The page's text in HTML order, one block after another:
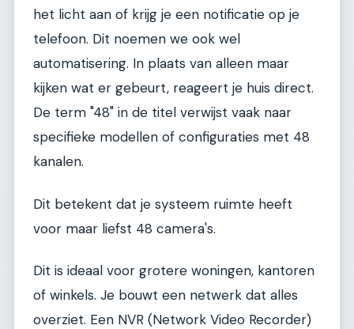
het licht aan of krijg je een notificatie op je
telefoon. Dit noemen we ook wel
automatisering. In plaats van alleen maar
kijken wat er gebeurt, reageert je huis direct.
De term "48" in de titel verwijst vaak naar
specifieke modellen of configuraties met 48
kanalen.
Dit betekent dat je systeem ruimte heeft
voor maar liefst 48 camera's.
Dit is ideaal voor grotere woningen, kantoren
of winkels. Je bouwt een netwerk dat alles
overziet. Een NVR (Network Video Recorder)